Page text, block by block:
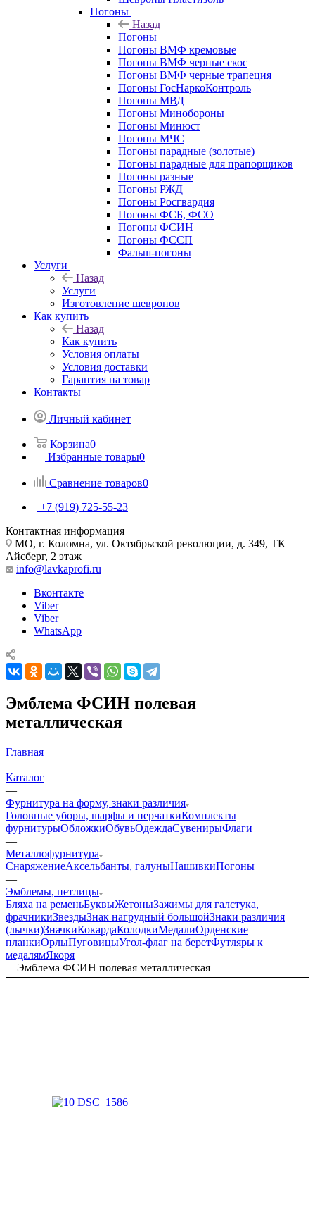
Погоны
Назад
Погоны
Погоны ВМФ кремовые
Погоны ВМФ черные скос
Погоны ВМФ черные трапеция
Погоны ГосНаркоКонтроль
Погоны МВД
Погоны Минобороны
Погоны Минюст
Погоны МЧС
Погоны парадные (золотые)
Погоны парадные для прапорщиков
Погоны разные
Погоны РЖД
Погоны Росгвардия
Погоны ФСБ, ФСО
Погоны ФСИН
Погоны ФССП
Фальш-погоны
Услуги
Назад
Услуги
Изготовление шевронов
Как купить
Назад
Как купить
Условия оплаты
Условия доставки
Гарантия на товар
Контакты
Личный кабинет
Корзина0
Избранные товары0
Сравнение товаров0
+7 (919) 725-55-23
Контактная информация
МО, г. Коломна, ул. Октябрьской революции, д. 349, ТК
Айсберг, 2 этаж
info@lavkaprofi.ru
Вконтакте
Viber
Viber
WhatsApp
Эмблема ФСИН полевая
металлическая
Главная
—
Каталог
—
Фурнитура на форму, знаки различия
Головные уборы, шарфы и перчаткиКомплекты
фурнитурыОбложкиОбувьОдеждаСувенирыФлаги
—
Металлофурнитура
СнаряжениеАксельбанты, галуныНашивкиПогоны
—
Эмблемы, петлицы
Бляха на ременьБуквыЖетоныЗажимы для галстука,
фрачникиЗвездыЗнак нагрудный большойЗнаки различия
(лычки)ЗначкиКокардаКолодкиМедалиОрденские
планкиОрлыПуговицыУгол-флаг на беретФутляры к
медалямЯкоря
—Эмблема ФСИН полевая металлическая